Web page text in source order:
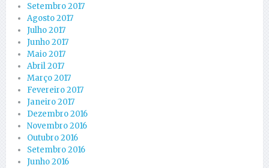
Setembro 2017
Agosto 2017
Julho 2017
Junho 2017
Maio 2017
Abril 2017
Março 2017
Fevereiro 2017
Janeiro 2017
Dezembro 2016
Novembro 2016
Outubro 2016
Setembro 2016
Junho 2016